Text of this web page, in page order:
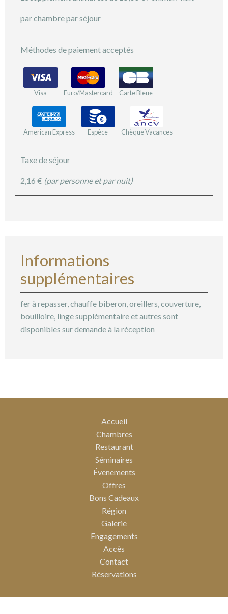
par chambre par séjour
Méthodes de paiement acceptés
Visa Euro/Mastercard Carte Bleue
American Express Espèce Chèque Vacances
Taxe de séjour
2,16 € (par personne et par nuit)
Informations
supplémentaires
fer à repasser, chauffe biberon, oreillers, couverture,
bouilloire, linge supplémentaire et autres sont
disponibles sur demande à la réception
Accueil
Chambres
Restaurant
Séminaires
Évenements
Offres
Bons Cadeaux
Région
Galerie
Engagements
Accès
Contact
Réservations